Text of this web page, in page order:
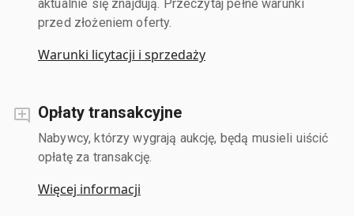
aktualnie się znajdują. Przeczytaj pełne warunki
przed złożeniem oferty.
Warunki licytacji i sprzedaży
Opłaty transakcyjne
Nabywcy, którzy wygrają aukcję, będą musieli uiścić
opłatę za transakcję.
Więcej informacji